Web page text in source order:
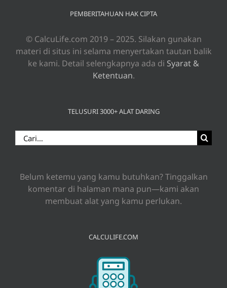
PEMBERITAHUAN HAK CIPTA
© CalcuLife.com 2019 – 2025. Silakan gunakan
materi di situs ini selama menyertakan tautan balik
ke kami. Detail selengkapnya ada di Syarat &
Ketentuan.
TELUSURI 3000+ ALAT DARING
Search
for:
Belum ketemu yang kamu butuhkan? Tinggalkan
komentar di halaman mana pun—kami akan
membuat alat yang kamu perlukan.
CALCULIFE.COM